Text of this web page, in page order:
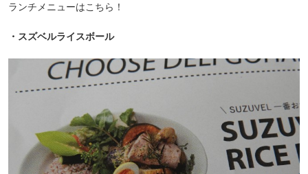
ランチメニューはこちら！
・スズベルライスボール